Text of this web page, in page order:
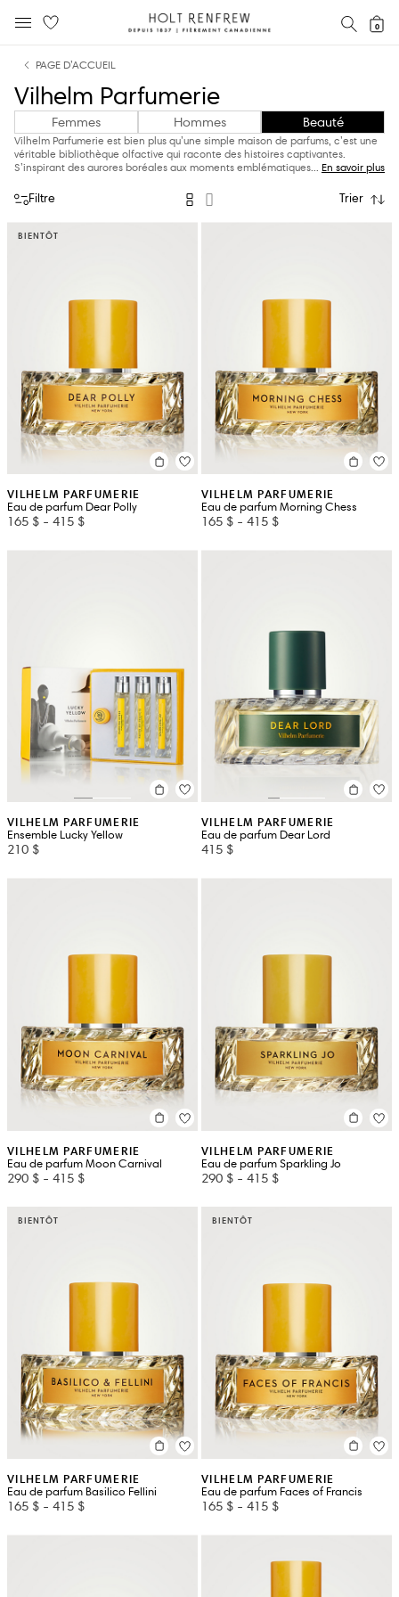
Holt
0
PAGE D’ACCUEIL
Vilhelm Parfumerie
Femmes Hommes Beauté
Vilhelm Parfumerie est bien plus qu’une simple maison de parfums, c’est une
véritable bibliothèque olfactive qui raconte des histoires captivantes.
S’inspirant des aurores boréales aux moments emblématiques... En savoir plus
Filtre Trier
BIENTÔT
VILHELM PARFUMERIE
Eau de parfum Dear Polly
165 $ - 415 $
VILHELM PARFUMERIE
Eau de parfum Morning Chess
165 $ - 415 $
VILHELM PARFUMERIE
Ensemble Lucky Yellow
210 $
VILHELM PARFUMERIE
Eau de parfum Dear Lord
415 $
VILHELM PARFUMERIE
Eau de parfum Moon Carnival
290 $ - 415 $
VILHELM PARFUMERIE
Eau de parfum Sparkling Jo
290 $ - 415 $
BIENTÔT
VILHELM PARFUMERIE
Eau de parfum Basilico Fellini
165 $ - 415 $
BIENTÔT
VILHELM PARFUMERIE
Eau de parfum Faces of Francis
165 $ - 415 $